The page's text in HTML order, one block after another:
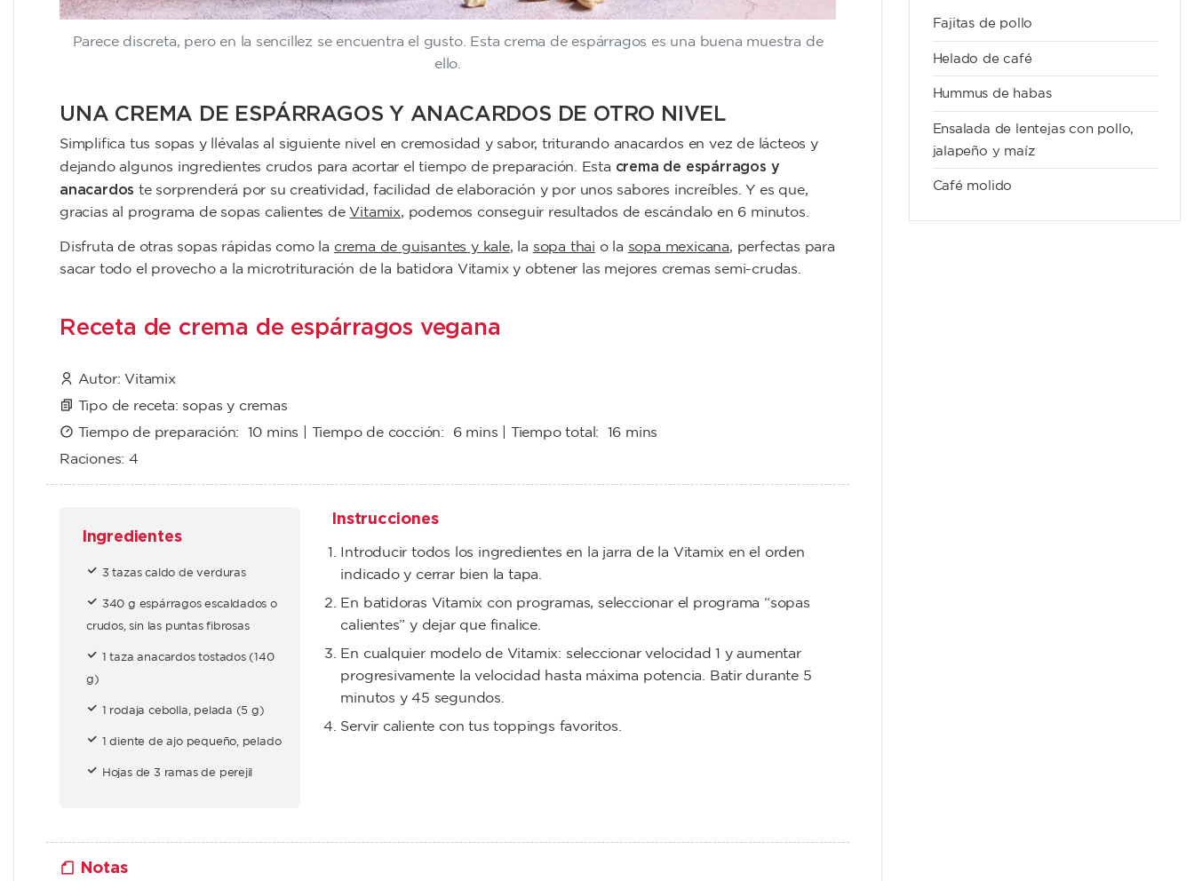
Parece discreta, pero en la sencillez se encuentra el gusto. Esta crema de espárragos es una buena muestra de
ello.
UNA CREMA DE ESPÁRRAGOS Y ANACARDOS DE OTRO NIVEL
Simplifica tus sopas y llévalas al siguiente nivel en cremosidad y sabor, triturando anacardos en vez de lácteos y
dejando algunos ingredientes crudos para acortar el tiempo de preparación. Esta crema de espárragos y
anacardos te sorprenderá por su creatividad, facilidad de elaboración y por unos sabores increíbles. Y es que,
gracias al programa de sopas calientes de Vitamix, podemos conseguir resultados de escándalo en 6 minutos.
Disfruta de otras sopas rápidas como la crema de guisantes y kale, la sopa thai o la sopa mexicana, perfectas para
sacar todo el provecho a la microtrituración de la batidora Vitamix y obtener las mejores cremas semi-crudas.
Receta de crema de espárragos vegana
Autor: Vitamix
Tipo de receta: sopas y cremas
Tiempo de preparación: 10 mins | Tiempo de cocción: 6 mins | Tiempo total: 16 mins
Raciones: 4
Ingredientes
3 tazas caldo de verduras
340 g espárragos escaldados o
crudos, sin las puntas fibrosas
1 taza anacardos tostados (140
g)
1 rodaja cebolla, pelada (5 g)
1 diente de ajo pequeño, pelado
Hojas de 3 ramas de perejil
Instrucciones
Introducir todos los ingredientes en la jarra de la Vitamix en el orden
indicado y cerrar bien la tapa.
En batidoras Vitamix con programas, seleccionar el programa “sopas
calientes” y dejar que finalice.
En cualquier modelo de Vitamix: seleccionar velocidad 1 y aumentar
progresivamente la velocidad hasta máxima potencia. Batir durante 5
minutos y 45 segundos.
Servir caliente con tus toppings favoritos.
Notas
Fajitas de pollo
Helado de café
Hummus de habas
Ensalada de lentejas con pollo,
jalapeño y maíz
Café molido